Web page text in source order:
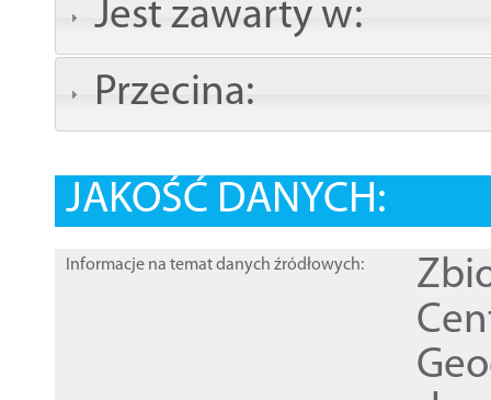
Jest zawarty w:
Przecina:
JAKOŚĆ DANYCH:
Informacje na temat danych źródłowych: